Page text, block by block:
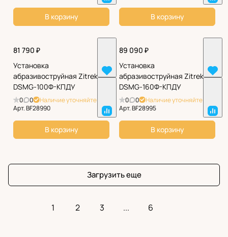
В корзину В корзину
81 790 ₽
Установка
абразивоструйная Zitrek
DSMG-100Ф-КПДУ
0 0
Наличие уточняйте
Арт.BF28990
В корзину
89 090 ₽
Установка
абразивоструйная Zitrek
DSMG-160Ф-КПДУ
0 0
Наличие уточняйте
Арт.BF28995
В корзину
Загрузить еще
1 2 3 ... 6